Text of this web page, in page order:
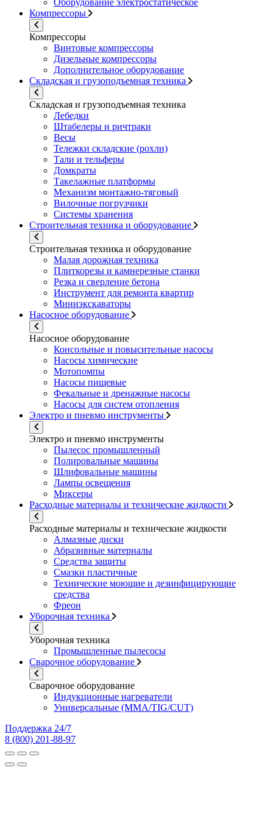
Компрессоры
Компрессоры
Винтовые компрессоры
Дизельные компрессоры
Дополнительное оборудование
Складская и грузоподъемная техника
Складская и грузоподъемная техника
Лебедки
Штабелеры и ричтраки
Весы
Тележки складские (рохли)
Тали и тельферы
Домкраты
Такелажные платформы
Механизм монтажно-тяговый
Вилочные погрузчики
Системы хранения
Строительная техника и оборудование
Строительная техника и оборудование
Малая дорожная техника
Плиткорезы и камнерезные станки
Резка и сверление бетона
Инструмент для ремонта квартир
Миниэкскаваторы
Насосное оборудование
Насосное оборудование
Консольные и повысительные насосы
Насосы химические
Мотопомпы
Насосы пищевые
Фекальные и дренажные насосы
Насосы для систем отопления
Электро и пневмо инструменты
Электро и пневмо инструменты
Пылесос промышленный
Полировальные машины
Шлифовальные машины
Лампы освещения
Миксеры
Расходные материалы и технические жидкости
Расходные материалы и технические жидкости
Алмазные диски
Абразивные материалы
Средства защиты
Смазки пластичные
Технические моющие и дезинфицирующие
средства
Фреон
Уборочная техника
Уборочная техника
Промышленные пылесосы
Сварочное оборудование
Сварочное оборудование
Индукционные нагреватели
Универсальные (MMA/TIG/CUT)
Поддержка 24/7
8 (800) 201-88-97